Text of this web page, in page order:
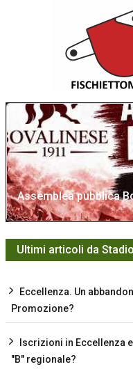
Assemblea pubblica
Ultimi articoli da
Eccellenza. Un
Promozione?
Iscrizioni in Eccellenza
"B" regionale?